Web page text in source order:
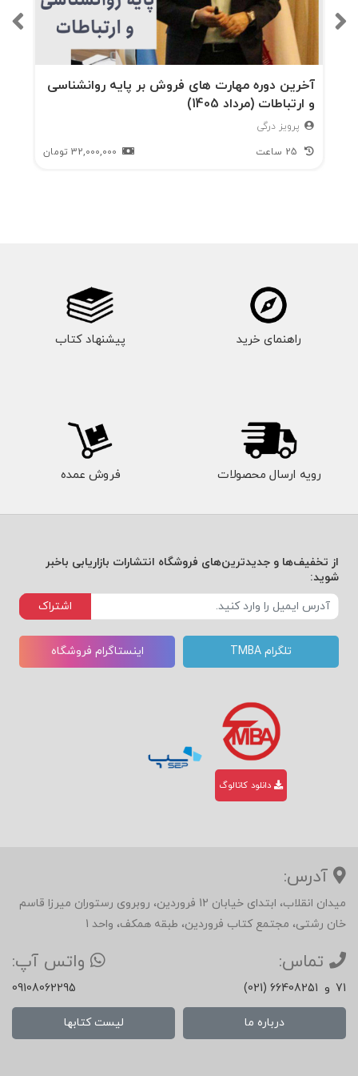
آخرین دوره مهارت های فروش بر پایه روانشناسی
و ارتباطات (مرداد 1405)
پرویز درگی
32,000,000 تومان
راهنمای خرید پیشنهاد کتاب
رویه ارسال محصولات فروش عمده
از تخفیف‌ها و جدیدترین‌های فروشگاه انتشارات بازاریابی باخبر
شوید:
اشتراک
تلگرام TMBA اینستاگرام فروشگاه
دانلود کاتالوگ
آدرس:
میدان انقلاب، ابتدای خیابان 12 فروردین، روبروی رستوران میرزا قاسم
خان رشتی، مجتمع کتاب فروردین، طبقه همکف، واحد 1
تماس:
(021) 66408251 و 71
واتس آپ:
09108062295
درباره ما لیست کتابها